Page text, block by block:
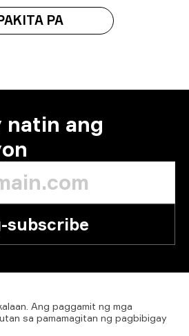
PA
natin ang
subscribe
Ang paggamit ng mga
sa pamamagitan ng pagbibigay